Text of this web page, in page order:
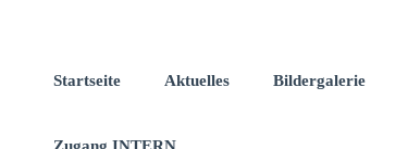
Startseite Aktuelles Bildergalerie